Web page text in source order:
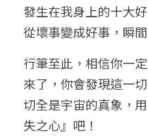
發生在我身上的十大
從壞事變成好事，瞬間
行筆至此，相信你一
來了，你會發現這一
切全是宇宙的真象，
失之心』吧！